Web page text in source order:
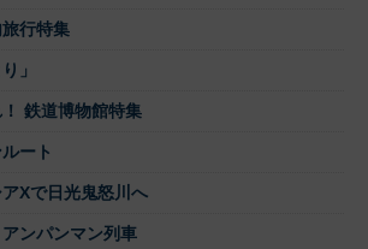
行特集
」
鉄道博物館特集
ート
Xで日光鬼怒川へ
ンパンマン列車